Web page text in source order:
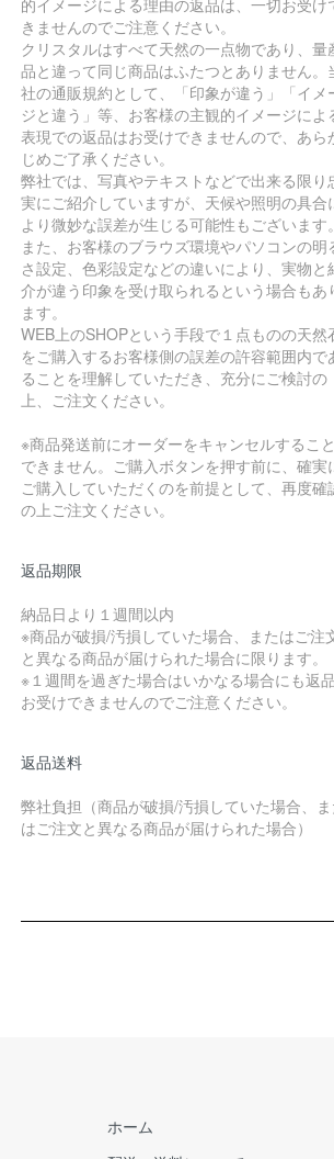
きませんのでご注意ください。
クリスタルはすべて天然の一点物であり、量
品と違って同じ商品はふたつとありません。
社の通販規約として、「印象が違う」「イメ
ジと違う」等、お客様の主観的イメージによ
表現での返品はお受けできませんので、あら
じめご了承ください。
弊社では、写真やテキストなどで出来る限り
実にご紹介していますが、天候や照明の具合
より微妙な誤差が生じる可能性もございます。
また、お客様のブラウズ環境やパソコンの明
さ設定、色彩設定などの違いにより、実物と
介が違う印象を受け取られるという場合もあ
ます。
WEB上のSHOPという手段で１点ものの天然
をご購入するお客様側の誤差の許容範囲内で
ることを理解していただき、充分にご検討の
上、ご注文ください。
※商品発送前にオーダーをキャンセルするこ
できません。ご購入ボタンを押す前に、確実
ご購入していただくのを前提として、再度確
の上ご注文ください。
返品期限
納品日より１週間以内
※商品が破損/汚損していた場合、またはご注
と異なる商品が届けられた場合に限ります。
※１週間を過ぎた場合はいかなる場合にも返
お受けできませんのでご注意ください。
返品送料
弊社負担（商品が破損/汚損していた場合、ま
はご注文と異なる商品が届けられた場合）
ホーム